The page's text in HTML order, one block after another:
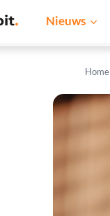
Nieuws
Home